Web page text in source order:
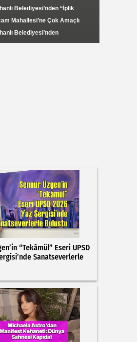
“Tekâmül” Eseri UPSD
Sanatseverlerle
Tarımsal Su Desteği
Belediyesi’nden “İplik
Yoğun Mesai: Sıcak Asfalt
Mahallesi’ne Çok Amaçlı
Kazandırıldı
Belediyesi’nden
Yeni Hizmet